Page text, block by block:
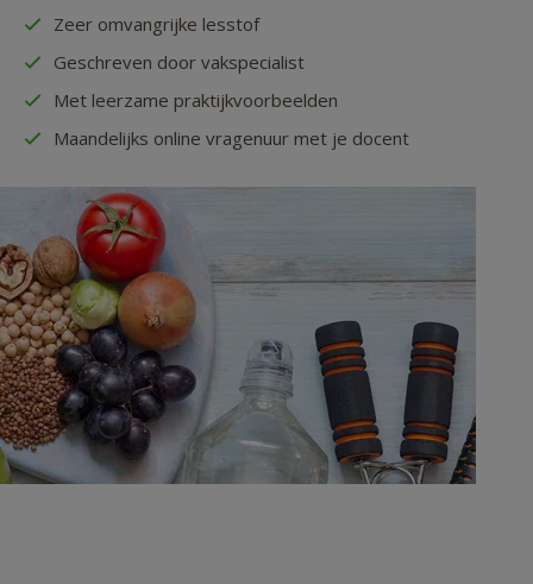
Zeer omvangrijke lesstof
Geschreven door vakspecialist
Met leerzame praktijkvoorbeelden
Maandelijks online vragenuur met je docent